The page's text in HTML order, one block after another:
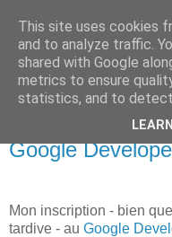
new Blog(
Yet another Java blog,
Google
Mon inscription - bien que
tardive - au Google
This site uses cookies
and to analyze traffic.
shared with Google
metrics to ensure
statistics, and to detect